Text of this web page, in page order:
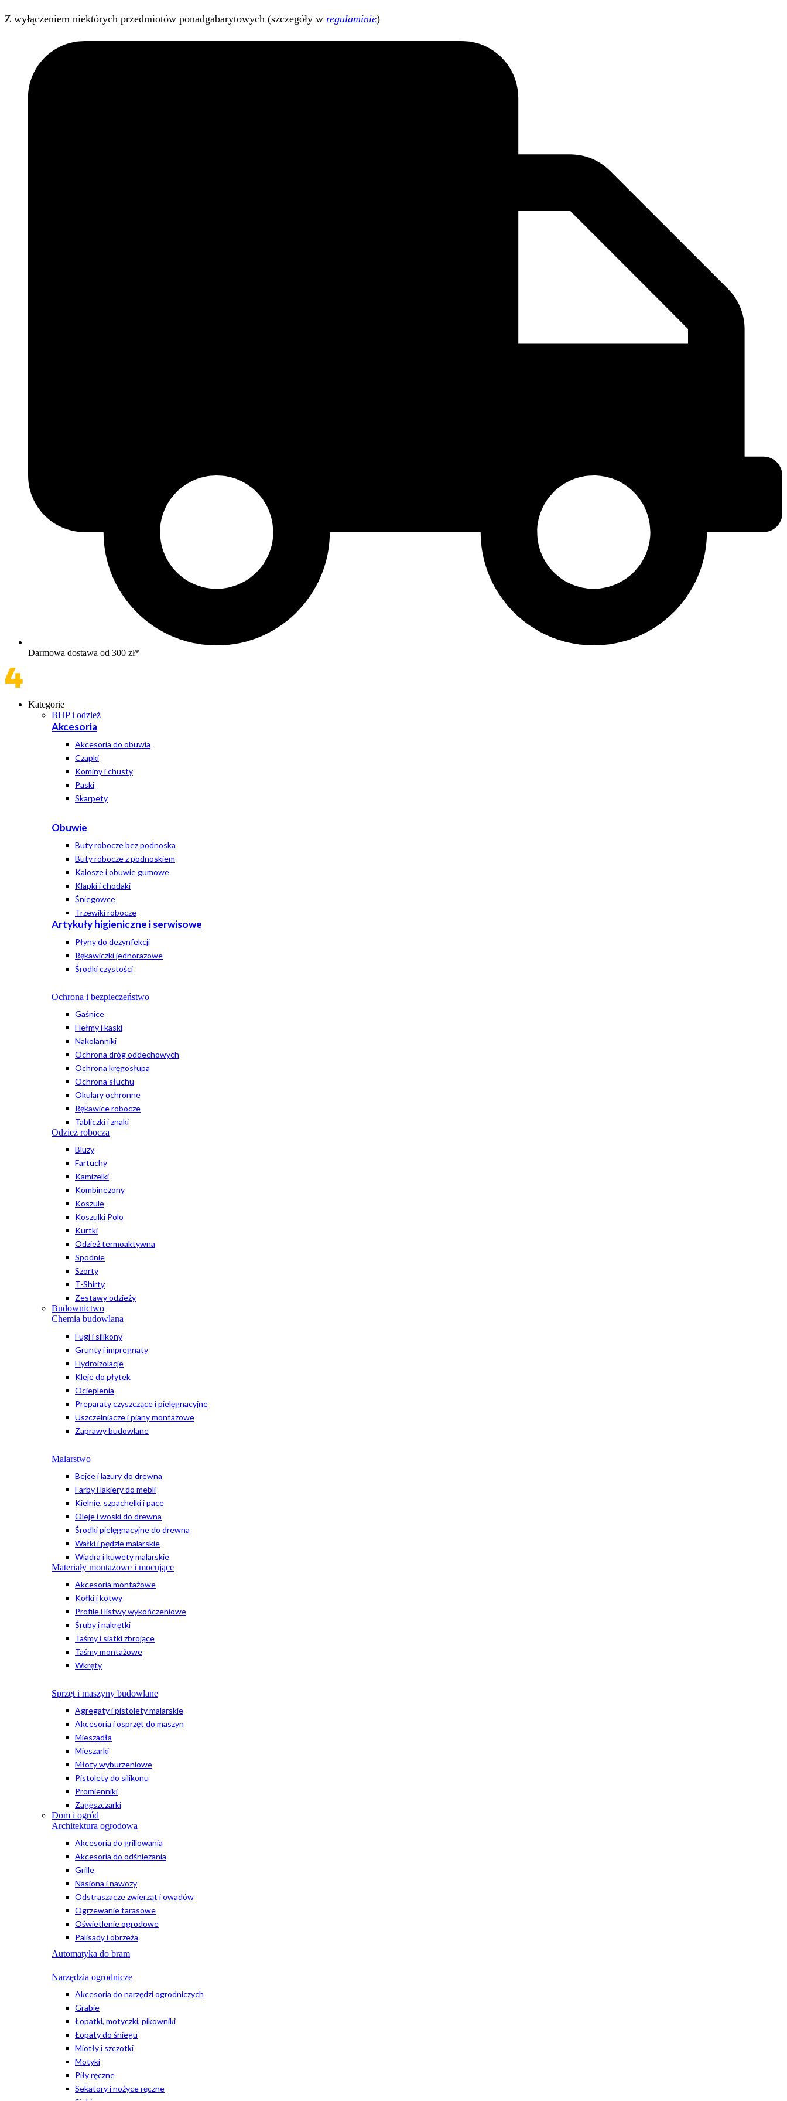
Z wyłączeniem niektórych przedmiotów ponadgabarytowych (szczegóły w regulaminie)
Darmowa dostawa od 300 zł*
Kategorie
BHP i odzież
Akcesoria
Akcesoria do obuwia
Czapki
Kominy i chusty
Paski
Skarpety
Obuwie
Buty robocze bez podnoska
Buty robocze z podnoskiem
Kalosze i obuwie gumowe
Klapki i chodaki
Śniegowce
Trzewiki robocze
Artykuły higieniczne i serwisowe
Płyny do dezynfekcji
Rękawiczki jednorazowe
Środki czystości
Ochrona i bezpieczeństwo
Gaśnice
Hełmy i kaski
Nakolanniki
Ochrona dróg oddechowych
Ochrona kręgosłupa
Ochrona słuchu
Okulary ochronne
Rękawice robocze
Tabliczki i znaki
Odzież robocza
Bluzy
Fartuchy
Kamizelki
Kombinezony
Koszule
Koszulki Polo
Kurtki
Odzież termoaktywna
Spodnie
Szorty
T-Shirty
Zestawy odzieży
Budownictwo
Chemia budowlana
Fugi i silikony
Grunty i impregnaty
Hydroizolacje
Kleje do płytek
Ocieplenia
Preparaty czyszczące i pielęgnacyjne
Uszczelniacze i piany montażowe
Zaprawy budowlane
Malarstwo
Bejce i lazury do drewna
Farby i lakiery do mebli
Kielnie, szpachelki i pace
Oleje i woski do drewna
Środki pielęgnacyjne do drewna
Wałki i pędzle malarskie
Wiadra i kuwety malarskie
Materiały montażowe i mocujące
Akcesoria montażowe
Kołki i kotwy
Profile i listwy wykończeniowe
Śruby i nakrętki
Taśmy i siatki zbrojące
Taśmy montażowe
Wkręty
Sprzęt i maszyny budowlane
Agregaty i pistolety malarskie
Akcesoria i osprzęt do maszyn
Mieszadła
Mieszarki
Młoty wyburzeniowe
Pistolety do silikonu
Promienniki
Zagęszczarki
Dom i ogród
Architektura ogrodowa
Akcesoria do grillowania
Akcesoria do odśnieżania
Grille
Nasiona i nawozy
Odstraszacze zwierząt i owadów
Ogrzewanie tarasowe
Oświetlenie ogrodowe
Palisady i obrzeża
Automatyka do bram
Narzędzia ogrodnicze
Akcesoria do narzędzi ogrodniczych
Grabie
Łopatki, motyczki, pikowniki
Łopaty do śniegu
Miotły i szczotki
Motyki
Piły ręczne
Sekatory i nożyce ręczne